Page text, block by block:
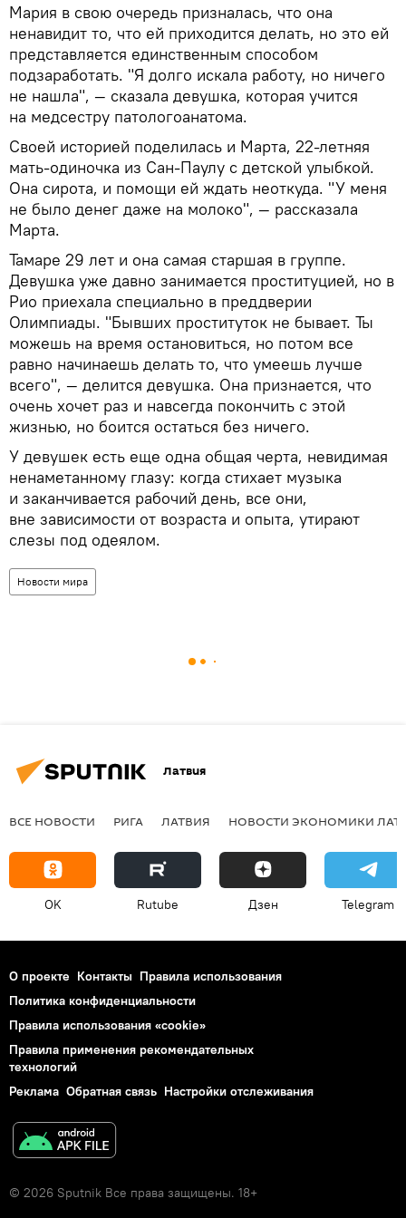
Мария в свою очередь призналась, что она
ненавидит то, что ей приходится делать, но это ей
представляется единственным способом
подзаработать. "Я долго искала работу, но ничего
не нашла", — сказала девушка, которая учится
на медсестру патологоанатома.
Своей историей поделилась и Марта, 22-летняя
мать-одиночка из Сан-Паулу с детской улыбкой.
Она сирота, и помощи ей ждать неоткуда. "У меня
не было денег даже на молоко", — рассказала
Марта.
Тамаре 29 лет и она самая старшая в группе.
Девушка уже давно занимается проституцией, но в
Рио приехала специально в преддверии
Олимпиады. "Бывших проституток не бывает. Ты
можешь на время остановиться, но потом все
равно начинаешь делать то, что умеешь лучше
всего", — делится девушка. Она признается, что
очень хочет раз и навсегда покончить с этой
жизнью, но боится остаться без ничего.
У девушек есть еще одна общая черта, невидимая
ненаметанному глазу: когда стихает музыка
и заканчивается рабочий день, все они,
вне зависимости от возраста и опыта, утирают
слезы под одеялом.
Новости мира
Латвия
ВСЕ НОВОСТИ РИГА ЛАТВИЯ НОВОСТИ ЭКОНОМИКИ
OK Rutube Дзен Telegram
О проекте Контакты Правила использования
Политика конфиденциальности
Правила использования «cookie»
Правила применения рекомендательных
технологий
Реклама Обратная связь Настройки отслеживания
© 2026 Sputnik Все права защищены. 18+